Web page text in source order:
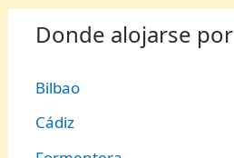
Donde alojarse
Bilbao
Cádiz